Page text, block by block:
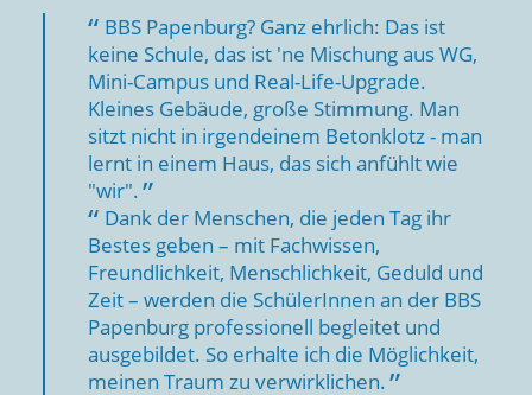
BBS Papenburg? Ganz ehrlich: Das ist
keine Schule, das ist 'ne Mischung aus WG,
Mini-Campus und Real-Life-Upgrade.
Kleines Gebäude, große Stimmung. Man
sitzt nicht in irgendeinem Betonklotz - man
lernt in einem Haus, das sich anfühlt wie
"wir".
Dank der Menschen, die jeden Tag ihr
Bestes geben – mit Fachwissen,
Freundlichkeit, Menschlichkeit, Geduld und
Zeit – werden die SchülerInnen an der BBS
Papenburg professionell begleitet und
ausgebildet. So erhalte ich die Möglichkeit,
meinen Traum zu verwirklichen.